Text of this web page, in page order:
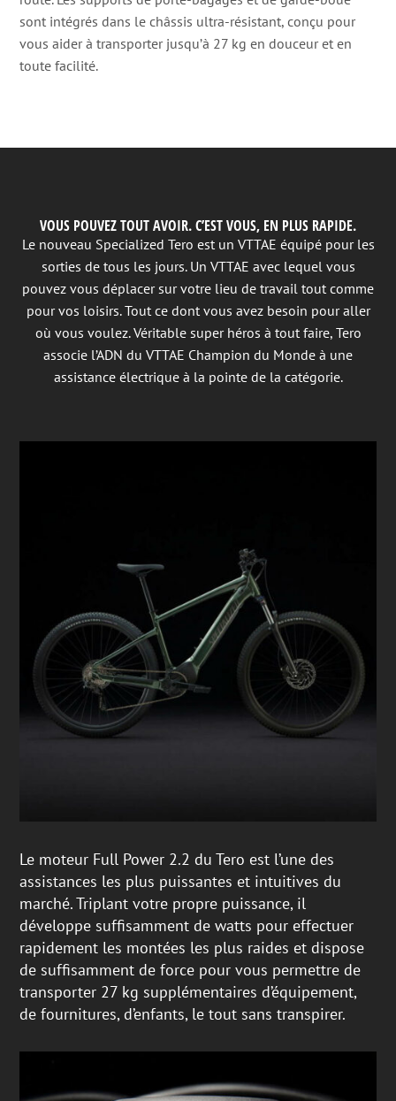
sont intégrés dans le châssis ultra-résistant, conçu pour
vous aider à transporter jusqu’à 27 kg en douceur et en
toute facilité.
VOUS POUVEZ TOUT AVOIR. C’EST VOUS, EN PLUS RAPIDE.
Le nouveau Specialized Tero est un VTTAE équipé pour les
sorties de tous les jours. Un VTTAE avec lequel vous
pouvez vous déplacer sur votre lieu de travail tout comme
pour vos loisirs. Tout ce dont vous avez besoin pour aller
où vous voulez. Véritable super héros à tout faire, Tero
associe l’ADN du VTTAE Champion du Monde à une
assistance électrique à la pointe de la catégorie.
Le moteur Full Power 2.2 du Tero est l’une des
assistances les plus puissantes et intuitives du
marché. Triplant votre propre puissance, il
développe suffisamment de watts pour effectuer
rapidement les montées les plus raides et dispose
de suffisamment de force pour vous permettre de
transporter 27 kg supplémentaires d’équipement,
de fournitures, d’enfants, le tout sans transpirer.